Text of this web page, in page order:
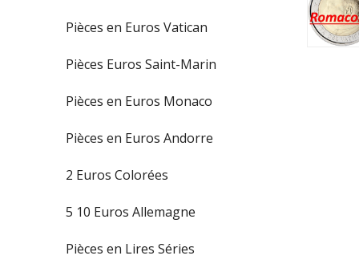
Pièces en Euros Vatican
Pièces Euros Saint-Marin
Pièces en Euros Monaco
Pièces en Euros Andorre
2 Euros Colorées
5 10 Euros Allemagne
Pièces en Lires Séries